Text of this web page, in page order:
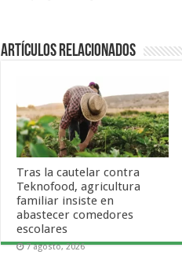
Artículos Relacionados
Tras la cautelar contra
Teknofood, agricultura
familiar insiste en
abastecer comedores
escolares
7 agosto, 2026